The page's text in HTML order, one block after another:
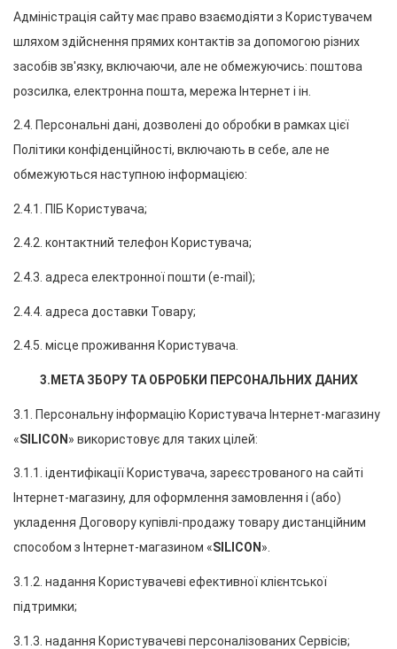
Адміністрація сайту має право взаємодіяти з Користувачем
шляхом здійснення прямих контактів за допомогою різних
засобів зв'язку, включаючи, але не обмежуючись: поштова
розсилка, електронна пошта, мережа Інтернет і ін.
2.4. Персональні дані, дозволені до обробки в рамках цієї
Політики конфіденційності, включають в себе, але не
обмежуються наступною інформацією:
2.4.1. ПІБ Користувача;
2.4.2. контактний телефон Користувача;
2.4.3. адреса електронної пошти (e-mail);
2.4.4. адреса доставки Товару;
2.4.5. місце проживання Користувача.
3.МЕТА ЗБОРУ ТА ОБРОБКИ ПЕРСОНАЛЬНИХ ДАНИХ
3.1. Персональну інформацію Користувача Інтернет-магазину
«SILICON » використовує для таких цілей:
3.1.1. ідентифікації Користувача, зареєстрованого на сайті
Інтернет-магазину, для оформлення замовлення і (або)
укладення Договору купівлі-продажу товару дистанційним
способом з Інтернет-магазином «SILICON ».
3.1.2. надання Користувачеві ефективної клієнтської
підтримки;
3.1.3. надання Користувачеві персоналізованих Сервісів;